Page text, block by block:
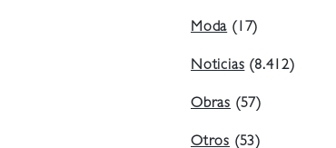
Moda(17)
Noticias(8.412)
Obras (57)
Otros (53)